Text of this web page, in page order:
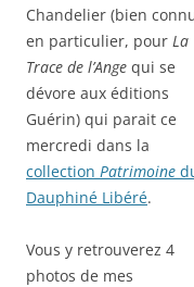
Chandelier (bien
en particulier, pour La
Trace de l’Ange qui se
dévore aux éditions
Guérin) qui parait ce
mercredi dans la
collection Patrimoine
Dauphiné Libéré.
Vous y retrouverez 4
photos de mes